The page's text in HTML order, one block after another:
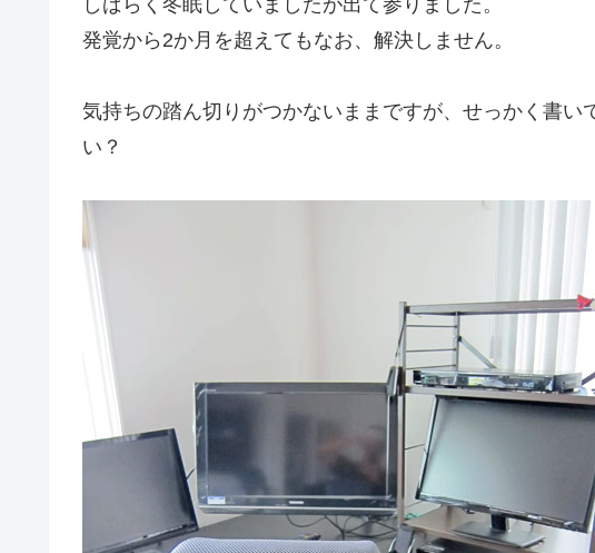
しばらく冬眠していましたが出て参りました。
発覚から2か月を超えてもなお、解決しません。
気持ちの踏ん切りがつかないままですが、せっかく書い
い？